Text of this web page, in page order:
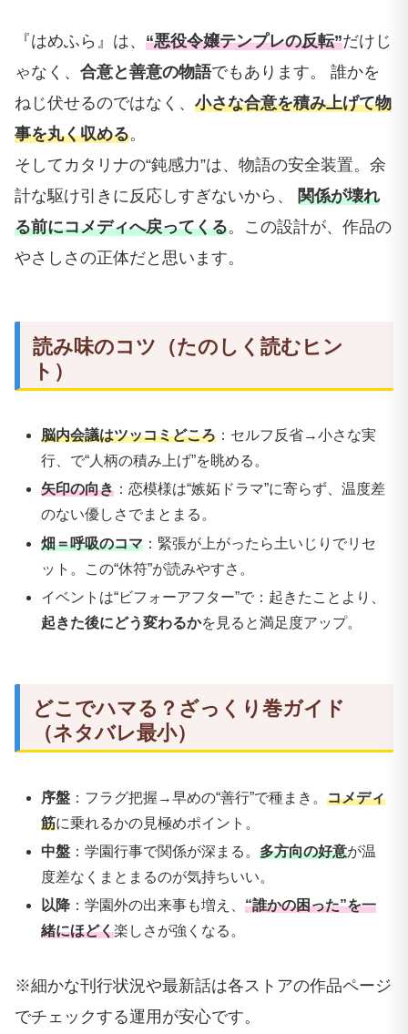
『はめふら』は、 “悪役令嬢テンプレの反転”だけじ
ゃなく、 合意と善意の物語でもあります。 誰かを
ねじ伏せるのではなく、 小さな合意を積み上げて物
事を丸く収める。
そしてカタリナの“鈍感力”は、物語の安全装置。余
計な駆け引きに反応しすぎないから、 関係が壊れ
る前にコメディへ戻ってくる。この設計が、作品の
やさしさの正体だと思います。
読み味のコツ（たのしく読むヒン
ト）
脳内会議はツッコミどころ ：セルフ反省→小さな実
行、で“人柄の積み上げ”を眺める。
矢印の向き ：恋模様は“嫉妬ドラマ”に寄らず、温度差
のない優しさでまとまる。
畑＝呼吸のコマ ：緊張が上がったら土いじりでリセ
ット。この“休符”が読みやすさ。
イベントは“ビフォーアフター”で：起きたことより、
起きた後にどう変わるかを見ると満足度アップ。
どこでハマる？ざっくり巻ガイド
（ネタバレ最小）
序盤 ：フラグ把握→早めの“善行”で種まき。コメディ
筋に乗れるかの見極めポイント。
中盤 ：学園行事で関係が深まる。多方向の好意が温
度差なくまとまるのが気持ちいい。
以降 ：学園外の出来事も増え、“誰かの困った”を一
緒にほどく楽しさが強くなる。
※細かな刊行状況や最新話は各ストアの作品ページ
でチェックする運用が安心です。